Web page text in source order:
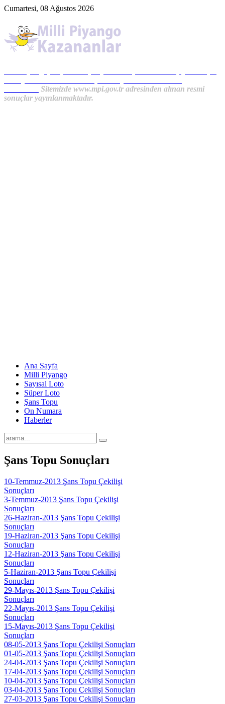
Cumartesi, 08 Ağustos 2026
Sitemizde www.mpi.gov.tr adresinden alınan resmi
sonuçlar yayınlanmaktadır.
Ana Sayfa
Milli Piyango
Sayısal Loto
Süper Loto
Şans Topu
On Numara
Haberler
Şans Topu Sonuçları
10-Temmuz-2013 Şans Topu Çekilişi
Sonuçları
3-Temmuz-2013 Şans Topu Çekilişi
Sonuçları
26-Haziran-2013 Şans Topu Çekilişi
Sonuçları
19-Haziran-2013 Şans Topu Çekilişi
Sonuçları
12-Haziran-2013 Şans Topu Çekilişi
Sonuçları
5-Haziran-2013 Şans Topu Çekilişi
Sonuçları
29-Mayıs-2013 Şans Topu Çekilişi
Sonuçları
22-Mayıs-2013 Şans Topu Çekilişi
Sonuçları
15-Mayıs-2013 Şans Topu Çekilişi
Sonuçları
08-05-2013 Şans Topu Çekilişi Sonuçları
01-05-2013 Şans Topu Çekilişi Sonuçları
24-04-2013 Şans Topu Çekilişi Sonuçları
17-04-2013 Şans Topu Çekilişi Sonuçları
10-04-2013 Şans Topu Çekilişi Sonuçları
03-04-2013 Şans Topu Çekilişi Sonuçları
27-03-2013 Şans Topu Çekilişi Sonuçları